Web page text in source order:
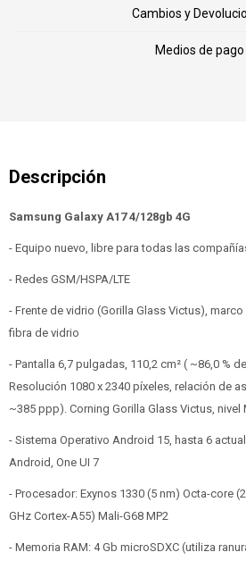
Cambios y
Medios de pago
Samsung Galaxy A17 4/128gb 4G
- Equipo nuevo, libre para todas las
- Redes GSM/HSPA/LTE
- Frente de vidrio (Gorilla Glass Victus),
fibra de vidrio
- Pantalla 6,7 pulgadas, 110,2 cm² ( ~86,0 %
Resolución 1080 x 2340 píxeles, relación de
~385 ppp). Corning Gorilla Glass Victus, nivel
- Sistema Operativo Android 15, hasta 6
Android, One UI 7
- Procesador: Exynos 1330 (5 nm) Octa-core
GHz Cortex-A55) Mali-G68 MP2
- Memoria RAM: 4 Gb microSDXC (utiliza